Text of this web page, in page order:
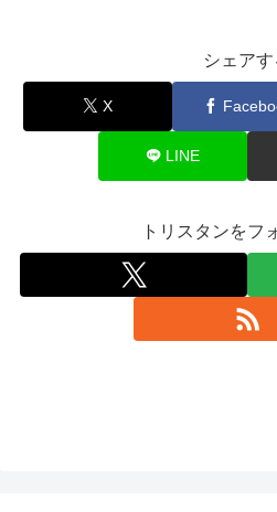
シェアす
X
LINE
トリスタンをフ